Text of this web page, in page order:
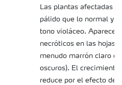
Las plantas afectadas
pálido que lo normal y
tono violáceo. Aparecen
necróticos en las hojas
menudo marrón claro
oscuros). El crecimiento
reduce por el efecto del